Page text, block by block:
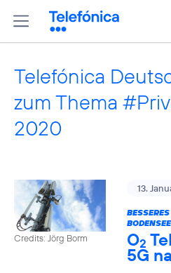
Telefónica
zum Thema
2020
Credits: Jörg Borm
13.
O2
5G